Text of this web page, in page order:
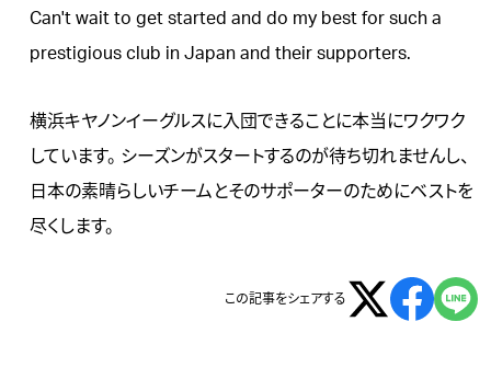
Can't wait to get started and do my best for such a
prestigious club in Japan and their supporters.
横浜キヤノンイーグルスに入団できることに本当にワクワク
しています。 シーズンがスタートするのが待ち切れませんし、
日本の素晴らしいチームとそのサポーターのためにベストを
尽くします。
この記事をシェアする